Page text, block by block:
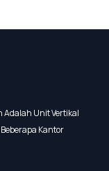
Adalah Unit Vertikal
Kantor